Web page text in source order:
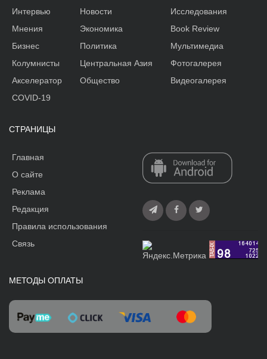
Интервью
Мнения
Бизнес
Колумнисты
Акселератор
Новости
Экономика
Политика
Центральная Азия
Общество
Исследования
Book Review
Мультимедиа
Фотогалерея
Видеогалерея
COVID-19
СТРАНИЦЫ
Главная
О сайте
Реклама
Редакция
Правила использования
Связь
МЕТОДЫ ОПЛАТЫ